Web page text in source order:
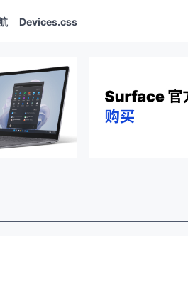
Devices.css